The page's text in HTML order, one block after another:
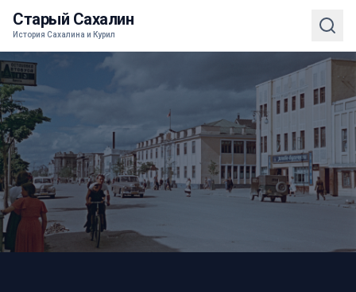
Старый Сахалин
История Сахалина и Курил